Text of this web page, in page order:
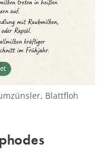
Blattfloh